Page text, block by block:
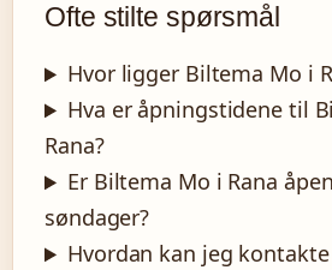
Ofte stilte spørsmål
Hvor ligger Biltema Mo i
Hva er åpningstidene til
Rana?
Er Biltema Mo i Rana
søndager?
Hvordan kan jeg